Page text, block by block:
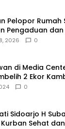
Pelopor Rumah
Pengaduan
NAPZA 24 Jam
2026 0
di Media
2 Ekor
0
Sidoarjo H
Sehat